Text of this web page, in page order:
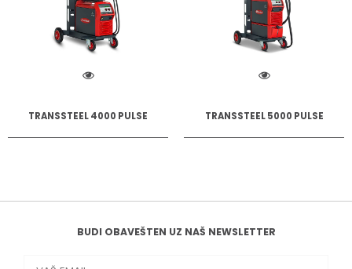
TRANSSTEEL 4000 PULSE TRANSSTEEL 5000 PULSE
BUDI OBAVEŠTEN UZ NAŠ NEWSLETTER